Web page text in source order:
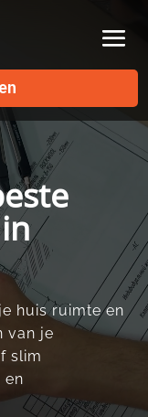
huis ruimte en
van je
slim
en